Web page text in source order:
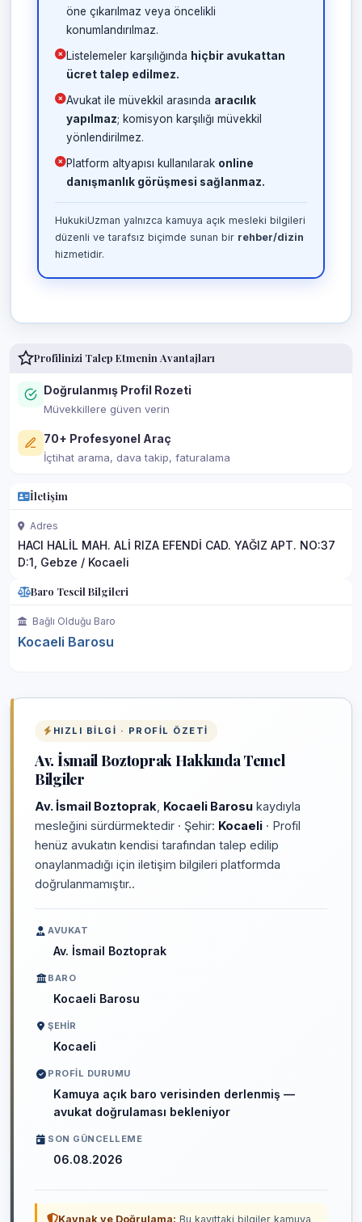
öne çıkarılmaz veya öncelikli
konumlandırılmaz.
Listelemeler karşılığında hiçbir avukattan
ücret talep edilmez.
Avukat ile müvekkil arasında aracılık
yapılmaz; komisyon karşılığı müvekkil
yönlendirilmez.
Platform altyapısı kullanılarak online
danışmanlık görüşmesi sağlanmaz.
HukukiUzman yalnızca kamuya açık mesleki bilgileri
düzenli ve tarafsız biçimde sunan bir rehber/dizin
hizmetidir.
Profilinizi Talep Etmenin Avantajları
Doğrulanmış Profil Rozeti
Müvekkillere güven verin
70+ Profesyonel Araç
İçtihat arama, dava takip, faturalama
İletişim
Adres
HACI HALİL MAH. ALİ RIZA EFENDİ CAD. YAĞIZ APT. NO:37
D:1, Gebze / Kocaeli
Baro Tescil Bilgileri
Bağlı Olduğu Baro
Kocaeli Barosu
HIZLI BILGI · PROFIL ÖZETI
Av. İsmail Boztoprak Hakkında Temel
Bilgiler
Av. İsmail Boztoprak Kocaeli Barosu kaydıyla
mesleğini sürdürmektedir · Şehir: Kocaeli · Profil
henüz avukatın kendisi tarafından talep edilip
onaylanmadığı için iletişim bilgileri platformda
doğrulanmamıştır..
AVUKAT
Av. İsmail Boztoprak
BARO
Kocaeli Barosu
ŞEHIR
Kocaeli
PROFIL DURUMU
Kamuya açık baro verisinden derlenmiş —
avukat doğrulaması bekleniyor
SON GÜNCELLEME
06.08.2026
Kaynak ve Doğrulama: Bu kayıttaki bilgiler kamuya